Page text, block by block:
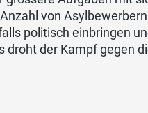
von
politisch einbringen
droht der Kampf gegen